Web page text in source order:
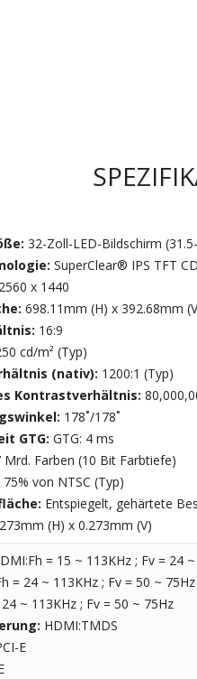
32-Zoll-LED-Bildschirm
SuperClear® IPS TFT CD
2560 x 1440
698.11mm (H) x 392.68mm
16:9
cd/m² (Typ)
(nativ): 1200:1 (Typ)
Kontrastverhältnis:
178˚/178˚
GTG: GTG: 4 ms
Mrd. Farben (10 Bit Farbtiefe)
75% von NTSC (Typ)
Entspiegelt, gehärtete
(H) x 0.273mm (V)
= 15 ~ 113KHz ; Fv = 24
= 24 ~ 113KHz ; Fv = 50 ~ 75Hz
~ 113KHz ; Fv = 50 ~ 75Hz
HDMI:TMDS
E